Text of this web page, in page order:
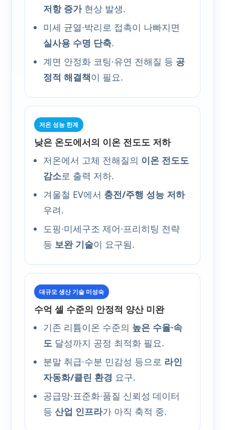
저항 증가현상 발생.
미세 균열·박리로 접촉이 나빠지면
실사용 수명 단축.
계면 안정화 코팅·유연 전해질 등 공
정적 해결책이 필요.
저온 성능 한계
낮은 온도에서의 이온 전도도 저하
저온에서 고체 전해질의 이온 전도도
감소로 출력 저하.
겨울철 EV에서 충전/주행 성능 저하
우려.
도핑·미세구조 제어·프리히팅 전략
등 보완 기술이 요구됨.
대규모 생산 기술 미성숙
수억 셀 수준의 안정적 양산 미완
기존 리튬이온 수준의 높은 수율·속
도 달성까지 공정 최적화 필요.
분말 취급·수분 민감성 등으로 라인
자동화/클린 환경 요구.
공급망·표준화·품질 신뢰성 데이터
등산업 인프라가 아직 축적 중.